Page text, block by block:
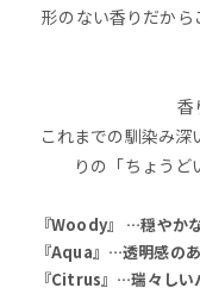
形のない香りだか
香
これまでの馴染み深
りの「ちょうど
『Woody』 …穏やか
『Aqua』…透明感の
『Citrus』…瑞々しい